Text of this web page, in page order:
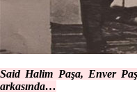
Said Halim Paşa, Enver
arkasında…